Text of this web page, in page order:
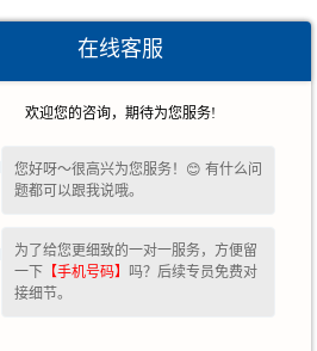
在线客服
欢迎您的咨询，期待为您服务!
您好呀～很高兴为您服务！😊 有什么问
题都可以跟我说哦。
为了给您更细致的一对一服务，方便留
一下 【手机号码】 吗？后续专员免费对
接细节。